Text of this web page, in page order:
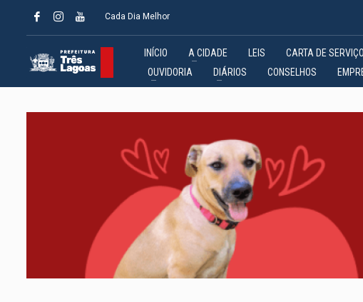
Cada Dia Melhor
INÍCIO A CIDADE LEIS CARTA DE
OUVIDORIA
DIÁRIOS CONSELHOS